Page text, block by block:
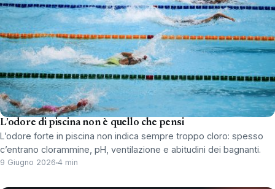
L’odore di piscina non è quello che pensi
L’odore forte in piscina non indica sempre troppo cloro: spesso
c’entrano clorammine, pH, ventilazione e abitudini dei bagnanti.
9 Giugno 2026 4 min